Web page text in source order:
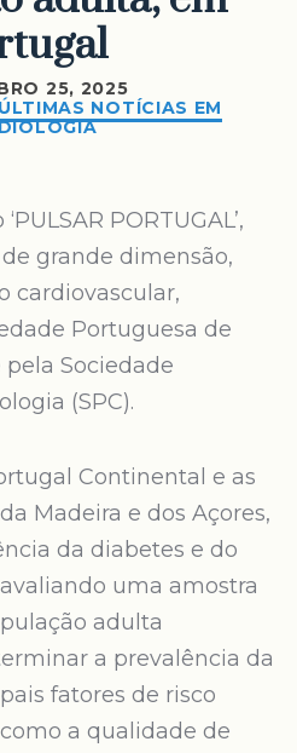
25, 2025
ÚLTIMAS NOTÍCIAS EM
PORTUGAL’,
grande dimensão,
cardiovascular,
Portuguesa de
Sociedade
(SPC).
Continental e as
Madeira e dos Açores,
da diabetes e do
uma amostra
adulta
a prevalência da
fatores de risco
a qualidade de